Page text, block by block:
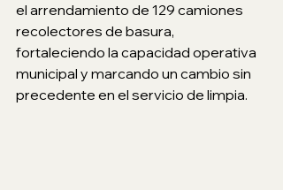
el arrendamiento de 129 camiones
recolectores de basura,
fortaleciendo la capacidad operativa
municipal y marcando un cambio sin
precedente en el servicio de limpia.